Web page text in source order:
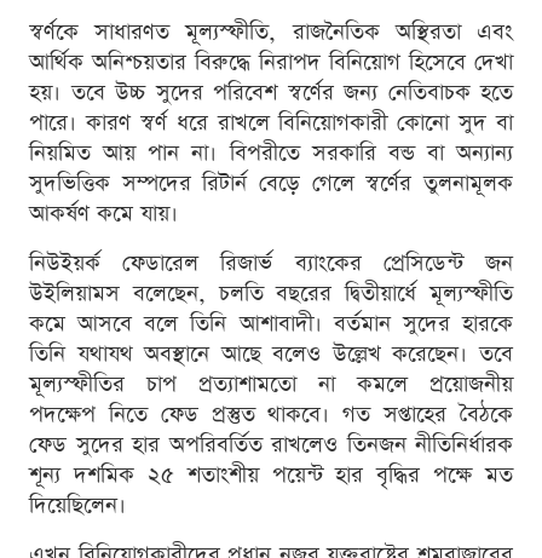
স্বর্ণকে সাধারণত মূল্যস্ফীতি, রাজনৈতিক অস্থিরতা এবং
আর্থিক অনিশ্চয়তার বিরুদ্ধে নিরাপদ বিনিয়োগ হিসেবে দেখা
হয়। তবে উচ্চ সুদের পরিবেশ স্বর্ণের জন্য নেতিবাচক হতে
পারে। কারণ স্বর্ণ ধরে রাখলে বিনিয়োগকারী কোনো সুদ বা
নিয়মিত আয় পান না। বিপরীতে সরকারি বন্ড বা অন্যান্য
সুদভিত্তিক সম্পদের রিটার্ন বেড়ে গেলে স্বর্ণের তুলনামূলক
আকর্ষণ কমে যায়।
নিউইয়র্ক ফেডারেল রিজার্ভ ব্যাংকের প্রেসিডেন্ট জন
উইলিয়ামস বলেছেন, চলতি বছরের দ্বিতীয়ার্ধে মূল্যস্ফীতি
কমে আসবে বলে তিনি আশাবাদী। বর্তমান সুদের হারকে
তিনি যথাযথ অবস্থানে আছে বলেও উল্লেখ করেছেন। তবে
মূল্যস্ফীতির চাপ প্রত্যাশামতো না কমলে প্রয়োজনীয়
পদক্ষেপ নিতে ফেড প্রস্তুত থাকবে। গত সপ্তাহের বৈঠকে
ফেড সুদের হার অপরিবর্তিত রাখলেও তিনজন নীতিনির্ধারক
শূন্য দশমিক ২৫ শতাংশীয় পয়েন্ট হার বৃদ্ধির পক্ষে মত
দিয়েছিলেন।